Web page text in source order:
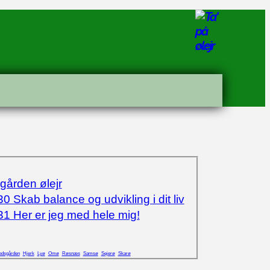
ølejr
Skab balance og udvikling i dit liv
Her er jeg med hele mig!
Hjerk Lyø Omø Røsnæs Samsø Sejerø Skarø